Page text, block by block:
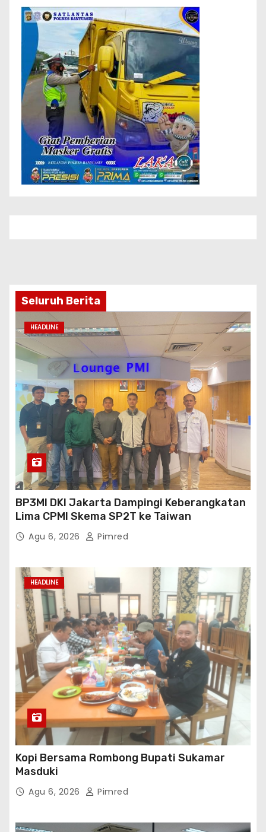
Seluruh Berita
HEADLINE
BP3MI DKI Jakarta Dampingi Keberangkatan
Lima CPMI Skema SP2T ke Taiwan
Agu 6, 2026 Pimred
HEADLINE
Kopi Bersama Rombong Bupati Sukamar
Masduki
Agu 6, 2026 Pimred